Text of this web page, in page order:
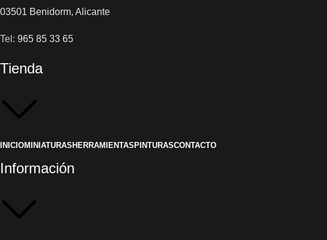
03501 Benidorm, Alicante
Tel: 965 85 33 65
Tienda
INICIOMINIATURAS HERRAMIENTAS PINTURASCONTACTO
Información